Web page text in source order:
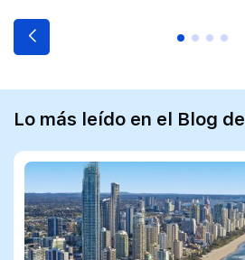
Lo más leído en el Blog de